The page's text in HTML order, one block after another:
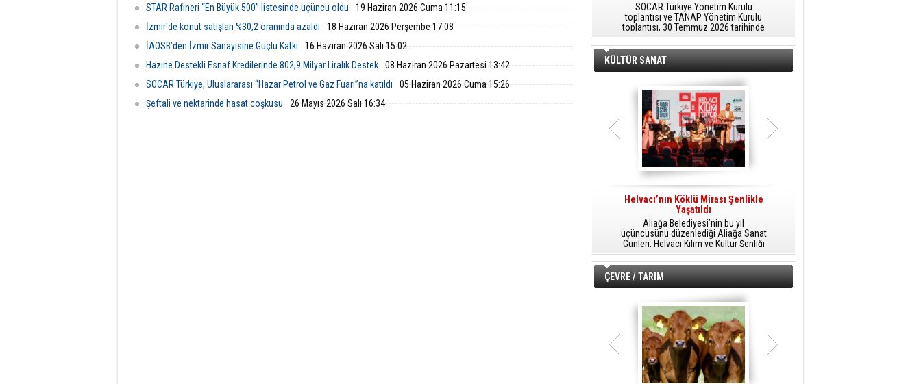
STAR Rafineri “En Büyük 500” listesinde üçüncü oldu
19 Haziran 2026 Cuma 11:15
İzmir'de konut satışları %30,2 oranında azaldı
18 Haziran 2026 Perşembe 17:08
İAOSB’den İzmir Sanayisine Güçlü Katkı
16 Haziran 2026 Salı 15:02
Hazine Destekli Esnaf Kredilerinde 802,9 Milyar Liralık Destek
08 Haziran 2026 Pazartesi 13:42
SOCAR Türkiye, Uluslararası “Hazar Petrol ve Gaz Fuarı”na katıldı
05 Haziran 2026 Cuma 15:26
Şeftali ve nektarinde hasat coşkusu
26 Mayıs 2026 Salı 16:34
SOCAR Türkiye Yönetim Kurulu
toplantısı ve TANAP Yönetim Kurulu
toplantısı, 30 Temmuz 2026 tarihinde
İstanbul’da gerçekleştirildi.
hidrojen teknolojileri alanında yenilikçi
projelere öncülük ediyor.
KÜLTÜR SANAT
Helvacı’nın Köklü Mirası Şenlikle
Yaşatıldı
Aliağa Belediyesi’nin bu yıl
üçüncüsünü düzenlediği Aliağa Sanat
Günleri, Helvacı Kilim ve Kültür Şenliği
ile Helvacı’da renkli bir güne sahne
oldu.
birbirinden renkli etkinliklerle devam
ÇEVRE / TARIM